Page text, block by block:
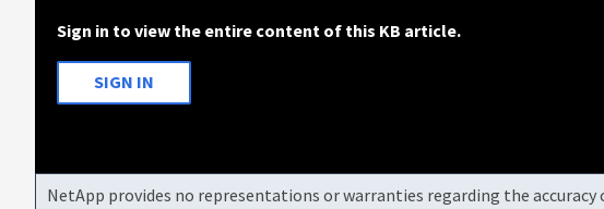
Sign in to view the entire content of this KB article.
SIGN IN
NetApp provides no representations or warranties regarding the